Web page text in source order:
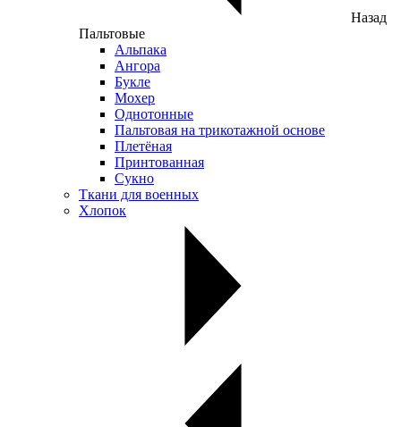
Назад
Пальтовые
Альпака
Ангора
Букле
Мохер
Однотонные
Пальтовая на трикотажной основе
Плетёная
Принтованная
Сукно
Ткани для военных
Хлопок